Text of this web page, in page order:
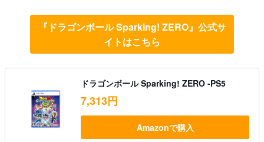
『ドラゴンボール Sparking! ZERO』公式サ
イトはこちら
ドラゴンボール Sparking! ZERO -PS5
7,313円
Amazonで購入